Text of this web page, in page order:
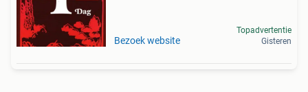
Bezoek website
Topadvertentie
Gisteren